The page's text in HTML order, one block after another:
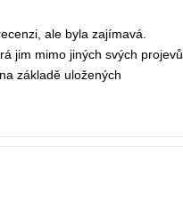
ale byla zajímavá.
jim mimo jiných svých projevů
základě uložených